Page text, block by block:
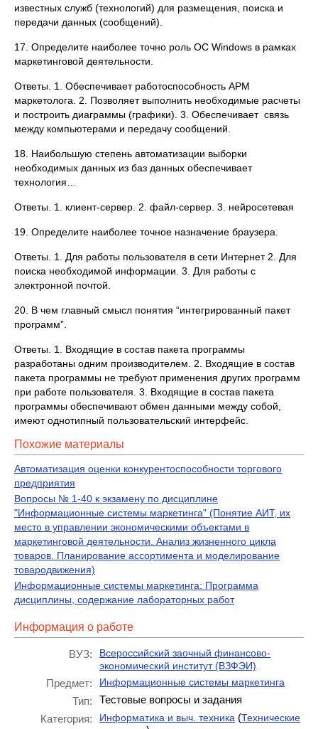
известных служб (технологий) для размещения, поиска и
передачи данных (сообщений).
17. Определите наиболее точно роль ОС Windows в рамках
маркетинговой деятельности.
Ответы. 1. Обеспечивает работоспособность АРМ
маркетолога. 2. Позволяет выполнить необходимые расчеты
и построить диаграммы (графики). 3. Обеспечивает связь
между компьютерами и передачу сообщений.
18. Наибольшую степень автоматизации выборки
необходимых данных из баз данных обеспечивает
технология…
Ответы. 1. клиент-сервер. 2. файл-сервер. 3. нейросетевая
19. Определите наиболее точное назначение браузера.
Ответы. 1. Для работы пользователя в сети Интернет 2. Для
поиска необходимой информации. 3. Для работы с
электронной почтой.
20. В чем главный смысл понятия “интегрированный пакет
программ”.
Ответы. 1. Входящие в состав пакета программы
разработаны одним производителем. 2. Входящие в состав
пакета программы не требуют применения других программ
при работе пользователя. 3. Входящие в состав пакета
программы обеспечивают обмен данными между собой,
имеют однотипный пользовательский интерфейс.
Похожие материалы
Автоматизация оценки конкурентоспособности торгового
предприятия
Вопросы № 1-40 к экзамену по дисциплине
"Информационные системы маркетинга" (Понятие АИТ, их
место в управлении экономическими объектами в
маркетинговой деятельности. Анализ жизненного цикла
товаров. Планирование ассортимента и моделирование
товародвижения)
Информационные системы маркетинга: Программа
дисциплины, содержание лабораторных работ
Информация о работе
ВУЗ:
Всероссийский заочный финансово-
экономический институт (ВЗФЭИ)
Предмет: Информационные системы маркетинга
Тип:
Тестовые вопросы и задания
Категория:
Информатика и выч. техника (Технические